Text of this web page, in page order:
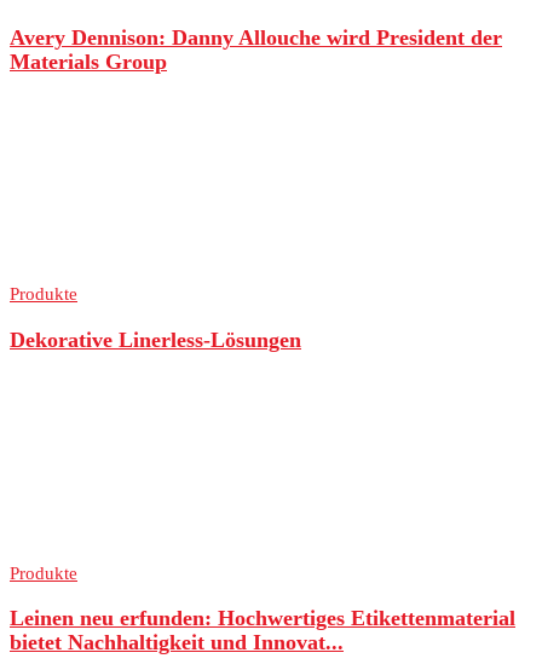
Avery Dennison: Danny Allouche wird President der
Materials Group
Produkte
Dekorative Linerless-Lösungen
Produkte
Leinen neu erfunden: Hochwertiges Etikettenmaterial
bietet Nachhaltigkeit und Innovat...